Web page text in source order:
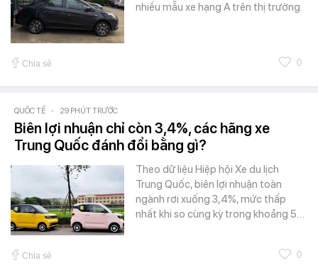
nhiều mẫu xe hạng A trên thị trường.
Chia sẻ 0
QUỐC TẾ - 29 PHÚT TRƯỚC
Biên lợi nhuận chỉ còn 3,4%, các hãng xe
Trung Quốc đánh đổi bằng gì?
Theo dữ liệu Hiệp hội Xe du lịch
Trung Quốc, biên lợi nhuận toàn
ngành rơi xuống 3,4%, mức thấp
nhất khi so cùng kỳ trong khoảng 5…
Chia sẻ 0